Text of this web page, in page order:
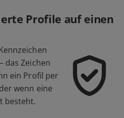
Profile auf einen
das Zeichen
ein Profil per
wenn eine
besteht.